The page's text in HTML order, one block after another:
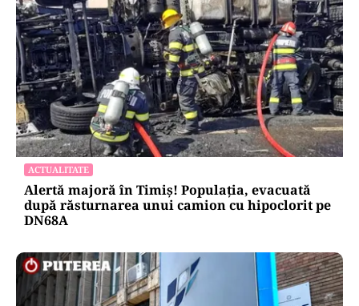
ACTUALITATE
Alertă majoră în Timiș! Populația, evacuată
după răsturnarea unui camion cu hipoclorit pe
DN68A